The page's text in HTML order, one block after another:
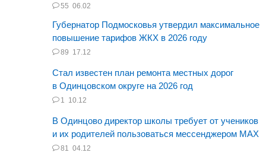
55 06.02
Губернатор Подмосковья утвердил максимальное
повышение тарифов ЖКХ в 2026 году
89 17.12
Стал известен план ремонта местных дорог
в Одинцовском округе на 2026 год
1 10.12
В Одинцово директор школы требует от учеников
и их родителей пользоваться мессенджером MAX
81 04.12